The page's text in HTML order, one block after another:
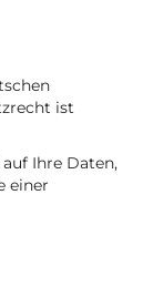
ist
Ihre Daten,
einer